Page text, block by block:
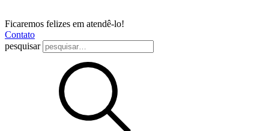
Ficaremos felizes em atendê-lo!
Contato
pesquisar